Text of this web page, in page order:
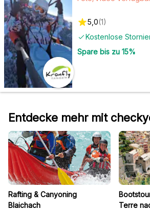
Kostenlose
5,0(1)
Spare bis zu 15%
Entdecke mehr mit
Rafting & Canyoning
Blaichach
Terre